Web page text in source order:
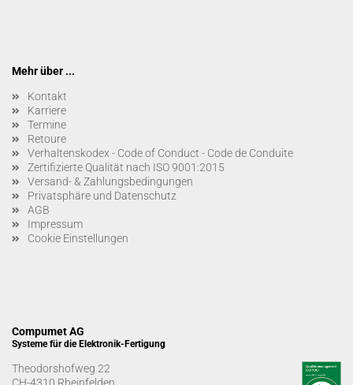
Mehr über ...
Kontakt
Karriere
Termine
Retoure
Verhaltenskodex - Code of Conduct - Code de Conduite
Zertifizierte Qualität nach ISO 9001:2015
Versand- & Zahlungsbedingungen
Privatsphäre und Datenschutz
AGB
Impressum
Cookie Einstellungen
Compumet AG
Systeme für die Elektronik-Fertigung
Theodorshofweg 22